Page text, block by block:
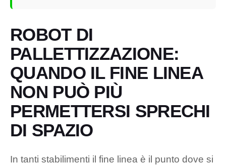
ROBOT DI
PALLETTIZZAZIONE:
QUANDO IL FINE LINEA
NON PUÒ PIÙ
PERMETTERSI SPRECHI
DI SPAZIO
In tanti stabilimenti il fine linea è il punto dove si